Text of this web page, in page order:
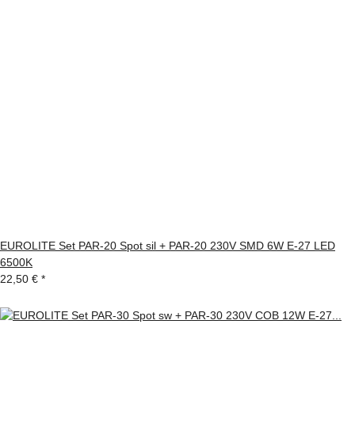
EUROLITE Set PAR-20 Spot sil + PAR-20 230V SMD 6W E-27 LED
6500K
22,50 € *